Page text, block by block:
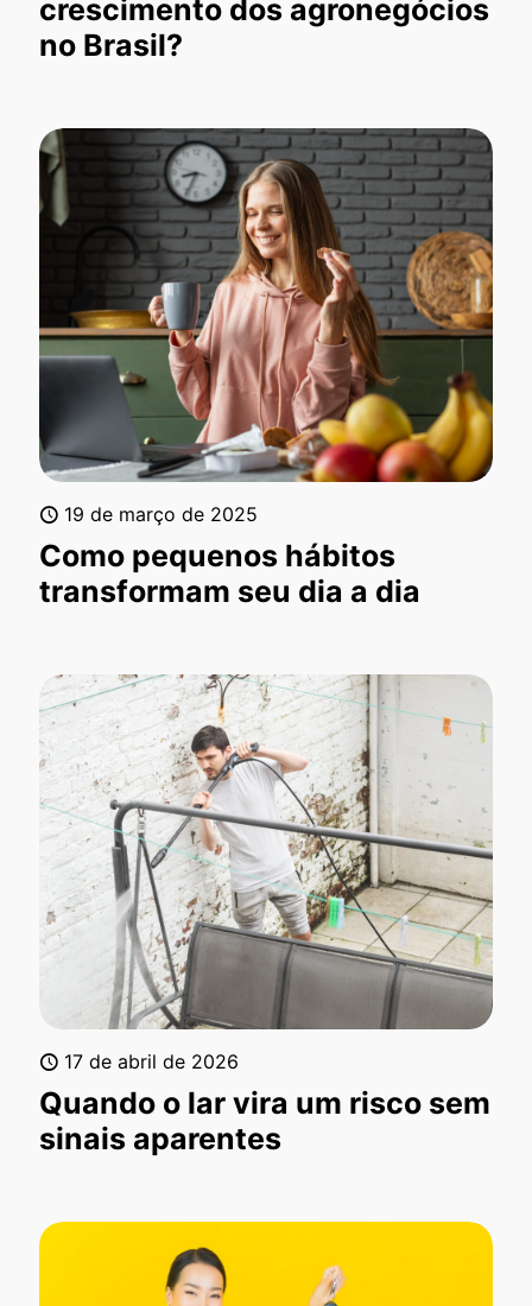
crescimento dos agronegócios
no Brasil?
19 de março de 2025
Como pequenos hábitos
transformam seu dia a dia
17 de abril de 2026
Quando o lar vira um risco sem
sinais aparentes